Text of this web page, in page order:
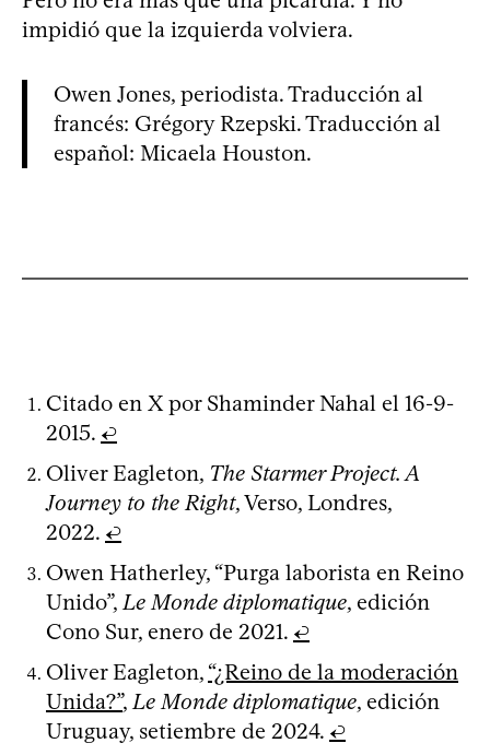
impidió que la izquierda volviera.
Owen Jones, periodista. Traducción al
francés: Grégory Rzepski. Traducción al
español: Micaela Houston.
Citado en X por Shaminder Nahal el 16-9-
2015. ↩
Oliver Eagleton, The Starmer Project. A
Journey to the Right, Verso, Londres,
2022. ↩
Owen Hatherley, “Purga laborista en Reino
Unido”,Le Monde diplomatique, edición
Cono Sur, enero de 2021. ↩
Oliver Eagleton, “¿Reino de la moderación
Unida?”,Le Monde diplomatique, edición
Uruguay, setiembre de 2024. ↩